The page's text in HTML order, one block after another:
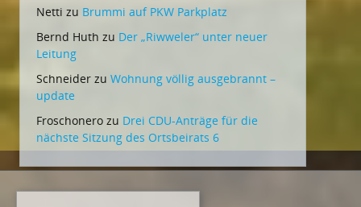
Netti zu Brummi auf PKW Parkplatz
Bernd Huth zu Der „Riwweler“ unter neuer
Leitung
Schneider zu Wohnung völlig ausgebrannt –
update
Froschonero zu Drei CDU-Anträge für die
nächste Sitzung des Ortsbeirats 6